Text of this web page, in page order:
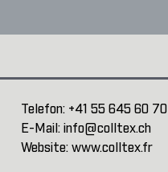
Telefon: +41 55 645 60 70
E-Mail: info@colltex.ch
Website: www.colltex.fr